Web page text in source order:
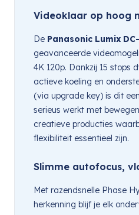
Videoklaar op hoog
De Panasonic Lumix
geavanceerde
4K 120p. Dankzij 15 stops
actieve koeling en
(via upgrade key) is dit
serieus werkt met
creatieve producties
flexibiliteit essentieel zijn.
Slimme autofocus,
Met razendsnelle Phase
herkenning blijf je elk